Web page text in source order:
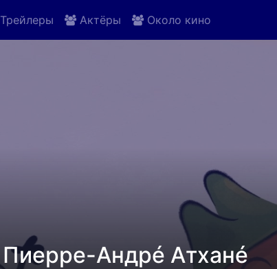
Трейлеры Актёры Около кино
Пиерре-Андрé Атханé